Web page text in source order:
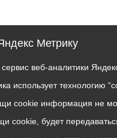
Метрику
сервис веб-аналитики
использует технологию
cookie информация не
cookie, будет